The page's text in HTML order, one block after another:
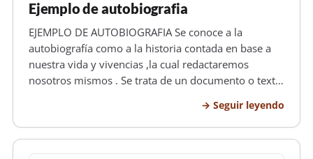
Ejemplo de autobiografia
EJEMPLO DE AUTOBIOGRAFIA Se conoce a la
autobiografía como a la historia contada en base a
nuestra vida y vivencias ,la cual redactaremos
nosotros mismos . Se trata de un documento o texto
las metas que hemos alcanzado así como de todos
los fracasos obtenidos en nuest…
Seguir leyendo